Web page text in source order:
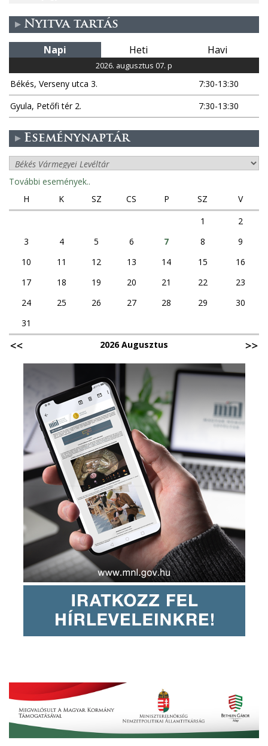
Nyitva tartás
Napi Heti Havi
2026. augusztus 07. p
Békés, Verseny utca 3.
7:30-13:30
Gyula, Petőfi tér 2.
7:30-13:30
Eseménynaptár
További események..
H
K SZ CS P SZ
V
1
2
3
4 5 6 7 8
9
10
11 12 13 14 15
16
17
18 19 20 21 22
23
24
25 26 27 28 29
30
31
2026 Augusztus